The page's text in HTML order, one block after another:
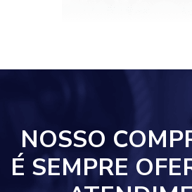
NOSSO
É SEMPRE